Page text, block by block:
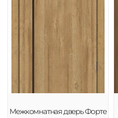
Межкомнатная дверь Форте